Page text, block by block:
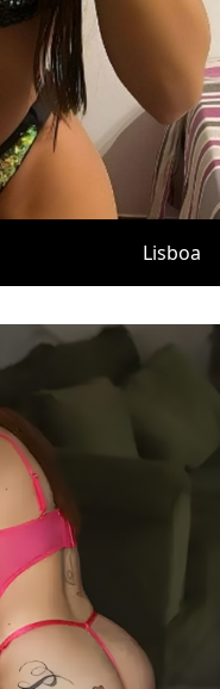
Lisboa